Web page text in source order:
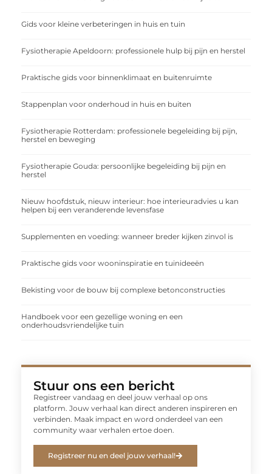
Gids voor kleine verbeteringen in huis en tuin
Fysiotherapie Apeldoorn: professionele hulp bij pijn en herstel
Praktische gids voor binnenklimaat en buitenruimte
Stappenplan voor onderhoud in huis en buiten
Fysiotherapie Rotterdam: professionele begeleiding bij pijn,
herstel en beweging
Fysiotherapie Gouda: persoonlijke begeleiding bij pijn en
herstel
Nieuw hoofdstuk, nieuw interieur: hoe interieuradvies u kan
helpen bij een veranderende levensfase
Supplementen en voeding: wanneer breder kijken zinvol is
Praktische gids voor wooninspiratie en tuinideeën
Bekisting voor de bouw bij complexe betonconstructies
Handboek voor een gezellige woning en een
onderhoudsvriendelijke tuin
Stuur ons een bericht
Registreer vandaag en deel jouw verhaal op ons
platform. Jouw verhaal kan direct anderen inspireren en
verbinden. Maak impact en word onderdeel van een
community waar verhalen ertoe doen.
Registreer nu en deel jouw verhaal!